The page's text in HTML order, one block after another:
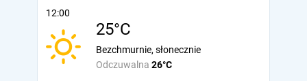
12:00
25°C
Odczuwalna 26°C
Bezchmurnie, słonecznie